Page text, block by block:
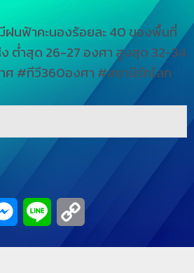
ฝนฟ้าคะนองร้อยละ 40 ของพื้นที่
ต่ำสุด 26-27 องศา สูงสุด 32-34
#ทีวี360องศา #สถานีรักโลก
Messenger
Line